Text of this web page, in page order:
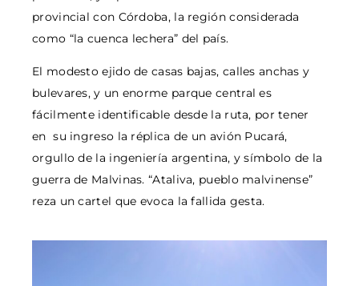
provincial con Córdoba, la región considerada
como “la cuenca lechera” del país.
El modesto ejido de casas bajas, calles anchas y
bulevares, y un enorme parque central es
fácilmente identificable desde la ruta, por tener
en su ingreso la réplica de un avión Pucará,
orgullo de la ingeniería argentina, y símbolo de la
guerra de Malvinas. “Ataliva, pueblo malvinense”
reza un cartel que evoca la fallida gesta.